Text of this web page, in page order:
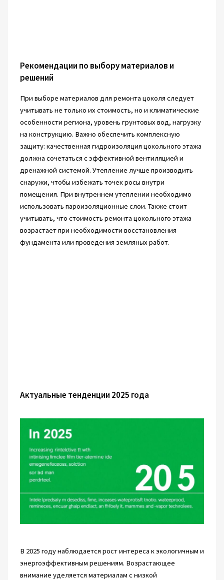
Рекомендации по выбору материалов и
решений
При выборе материалов для ремонта цоколя следует
учитывать не только их стоимость, но и климатические
особенности региона, уровень грунтовых вод, нагрузку
на конструкцию. Важно обеспечить комплексную
защиту: качественная гидроизоляция цокольного этажа
должна сочетаться с эффективной вентиляцией и
дренажной системой. Утепление лучше производить
снаружи, чтобы избежать точек росы внутри
помещения. При внутреннем утеплении необходимо
использовать пароизоляционные слои. Также стоит
учитывать, что стоимость ремонта цокольного этажа
возрастает при необходимости восстановления
фундамента или проведения земляных работ.
Актуальные тенденции 2025 года
В 2025 году наблюдается рост интереса к экологичным и
энергоэффективным решениям. Возрастающее
внимание уделяется материалам с низкой